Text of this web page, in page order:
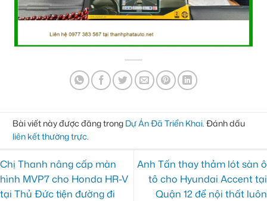
Bài viết này được đăng trong Dự Án Đã Triển Khai. Đánh dấu
liên kết thường trực.
Chị Thanh nâng cấp màn
hình MVP7 cho Honda HR-V
tại Thủ Đức tiện đường đi
Anh Tấn thay thảm lót sàn ô
tô cho Hyundai Accent tại
Quận 12 để nội thất luôn